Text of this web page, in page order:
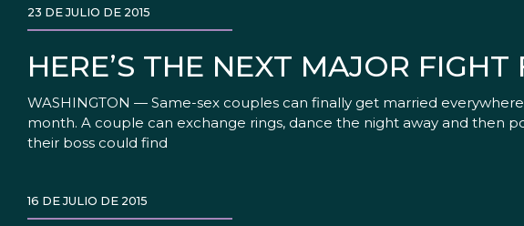
HERE’S THE NEXT MAJOR
23 DE JULIO DE 2015
WASHINGTON — Same-sex couples can finally get married
month. A couple can exchange rings, dance the night away and then
their boss could find
16 DE JULIO DE 2015